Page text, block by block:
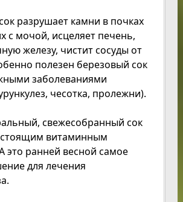
разрушает камни в почках
с мочой, исцеляет печень,
железу, чистит сосуды от
полезен березовый сок
заболеваниями
чесотка, пролежни).
свежесобранный сок
витаминным
это ранней весной самое
для лечения